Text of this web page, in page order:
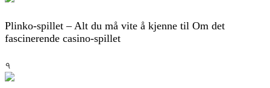
Plinko-spillet – Alt du må vite å kjenne til Om det
fascinerende casino-spillet
৭